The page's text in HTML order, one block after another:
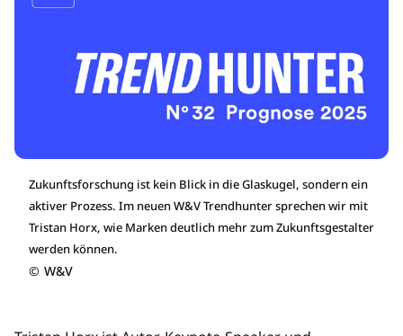
Zukunftsforschung ist kein Blick in die Glaskugel, sondern ein
aktiver Prozess. Im neuen W&V Trendhunter sprechen wir mit
Tristan Horx, wie Marken deutlich mehr zum Zukunftsgestalter
werden können.
© W&V